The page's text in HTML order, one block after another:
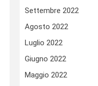
Settembre 2022
Agosto 2022
Luglio 2022
Giugno 2022
Maggio 2022